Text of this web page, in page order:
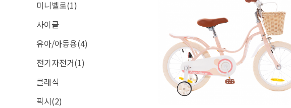
미니벨로(1)
사이클
유아/아동용(4)
전기자전거(1)
클래식
픽시(2)